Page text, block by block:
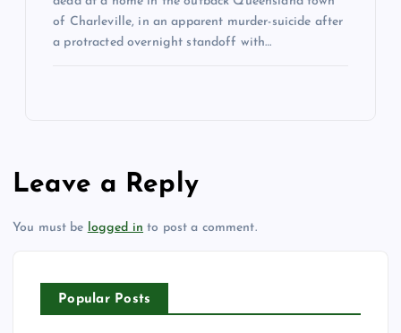
of Charleville, in an apparent murder-suicide after
a protracted overnight standoff with…
Leave a Reply
You must be logged in to post a comment.
Popular Posts